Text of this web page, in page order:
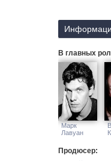
В главных
Марк
Лавуан
Продюсер: